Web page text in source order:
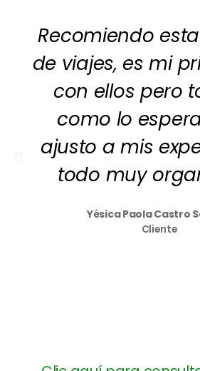
Recomiendo
de viajes, es mi
con ellos pero
como lo
ajusto a mis
todo muy
Yésica Paola Castro
Cliente